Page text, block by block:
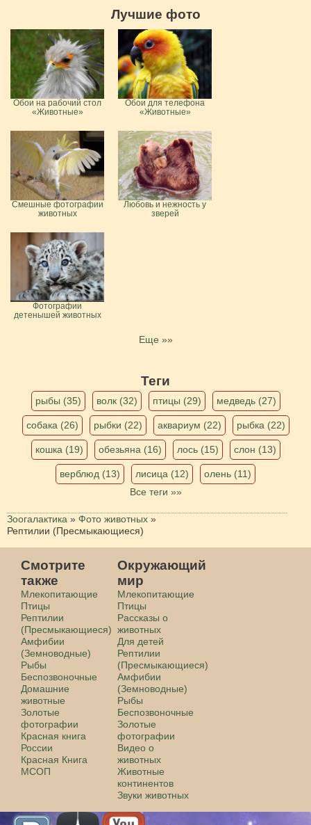
Лучшие фото
Обои на рабочий стол
«Животные»
Обои для телефона
«Животные»
Смешные фотографии
животных
Любовь и нежность у
зверей
Фотографии
детенышей животных
Еще »»
Теги
рыбы (35) волк (32) птицы (29) медведь (27)
собака (26) рыбки (22) аквариум (22) рыбка (22)
кошка (19) обезьяна (16) лось (15) слон (13)
верблюд (13) лисица (12)
олень (11)
Все теги »»
Зоогалактика » Фото животных »
Рептилии (Пресмыкающиеся)
Смотрите
также
Млекопитающие
Птицы
Рептилии
(Пресмыкающиеся)
Амфибии
(Земноводные)
Рыбы
Беспозвоночные
Домашние
животные
Золотые
фотографии
Красная книга
России
Красная Книга
МСОП
Окружающий
мир
Млекопитающие
Птицы
Рассказы о
животных
Для детей
Рептилии
(Пресмыкающиеся)
Амфибии
(Земноводные)
Рыбы
Беспозвоночные
Золотые
фотографии
Видео о
животных
Животные
континентов
Звуки животных